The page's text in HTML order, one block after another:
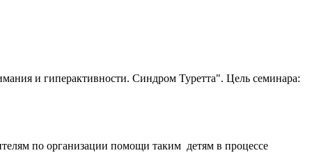
и гиперактивности. Синдром Туретта". Цель семинара:
по организации помощи таким детям в процессе